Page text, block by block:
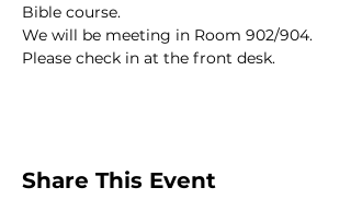
Bible course.
We will be meeting in Room 902/904.
Please check in at the front desk.
Share This Event